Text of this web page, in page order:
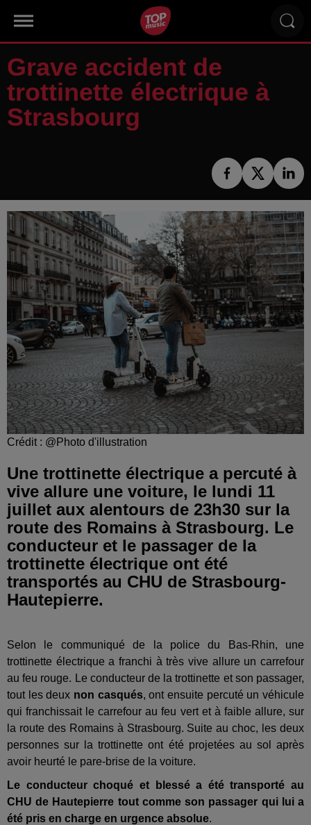
Grave accident de
trottinette électrique à
Strasbourg
Crédit : @Photo d'illustration
Une trottinette électrique a percuté à
vive allure une voiture, le lundi 11
juillet aux alentours de 23h30 sur la
route des Romains à Strasbourg. Le
conducteur et le passager de la
trottinette électrique ont été
transportés au CHU de Strasbourg-
Hautepierre.
Selon le communiqué de la police du Bas-Rhin, une
trottinette électrique a franchi à très vive allure un carrefour
au feu rouge. Le conducteur de la trottinette et son passager,
tout les deux non casqués, ont ensuite percuté un véhicule
qui franchissait le carrefour au feu vert et à faible allure, sur
la route des Romains à Strasbourg. Suite au choc, les deux
personnes sur la trottinette ont été projetées au sol après
avoir heurté le pare-brise de la voiture.
Le conducteur choqué et blessé a été transporté au
CHU de Hautepierre tout comme son passager qui lui a
été pris en charge en urgence absolue.